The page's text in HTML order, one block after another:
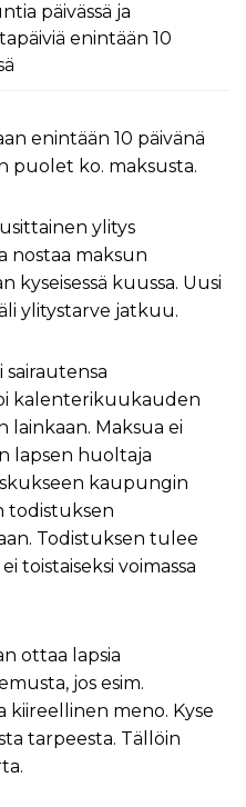
päivässä ja
enintään 10
enintään 10 päivänä
puolet ko. maksusta.
ylitys
nostaa maksun
kyseisessä kuussa. Uusi
ylitystarve jatkuu.
sairautensa
kalenterikuukauden
lainkaan. Maksua ei
lapsen huoltaja
kaupungin
todistuksen
Todistuksen tulee
toistaiseksi voimassa
ottaa lapsia
jos esim.
kiireellinen meno. Kyse
tarpeesta. Tällöin